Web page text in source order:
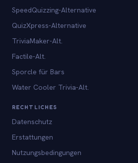
SpeedQuizzing-Alternative
QuizXpress-Alternative
TriviaMaker-Alt.
Factile-Alt.
Sporcle für Bars
Water Cooler Trivia-Alt.
RECHTLICHES
Datenschutz
Erstattungen
Nutzungsbedingungen